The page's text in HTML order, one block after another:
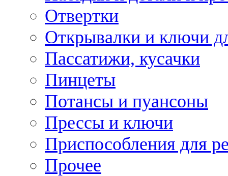
Отвертки
Открывалки и ключи
Пассатижи, кусачки
Пинцеты
Потансы и пуансоны
Прессы и ключи
Приспособления для
Прочее